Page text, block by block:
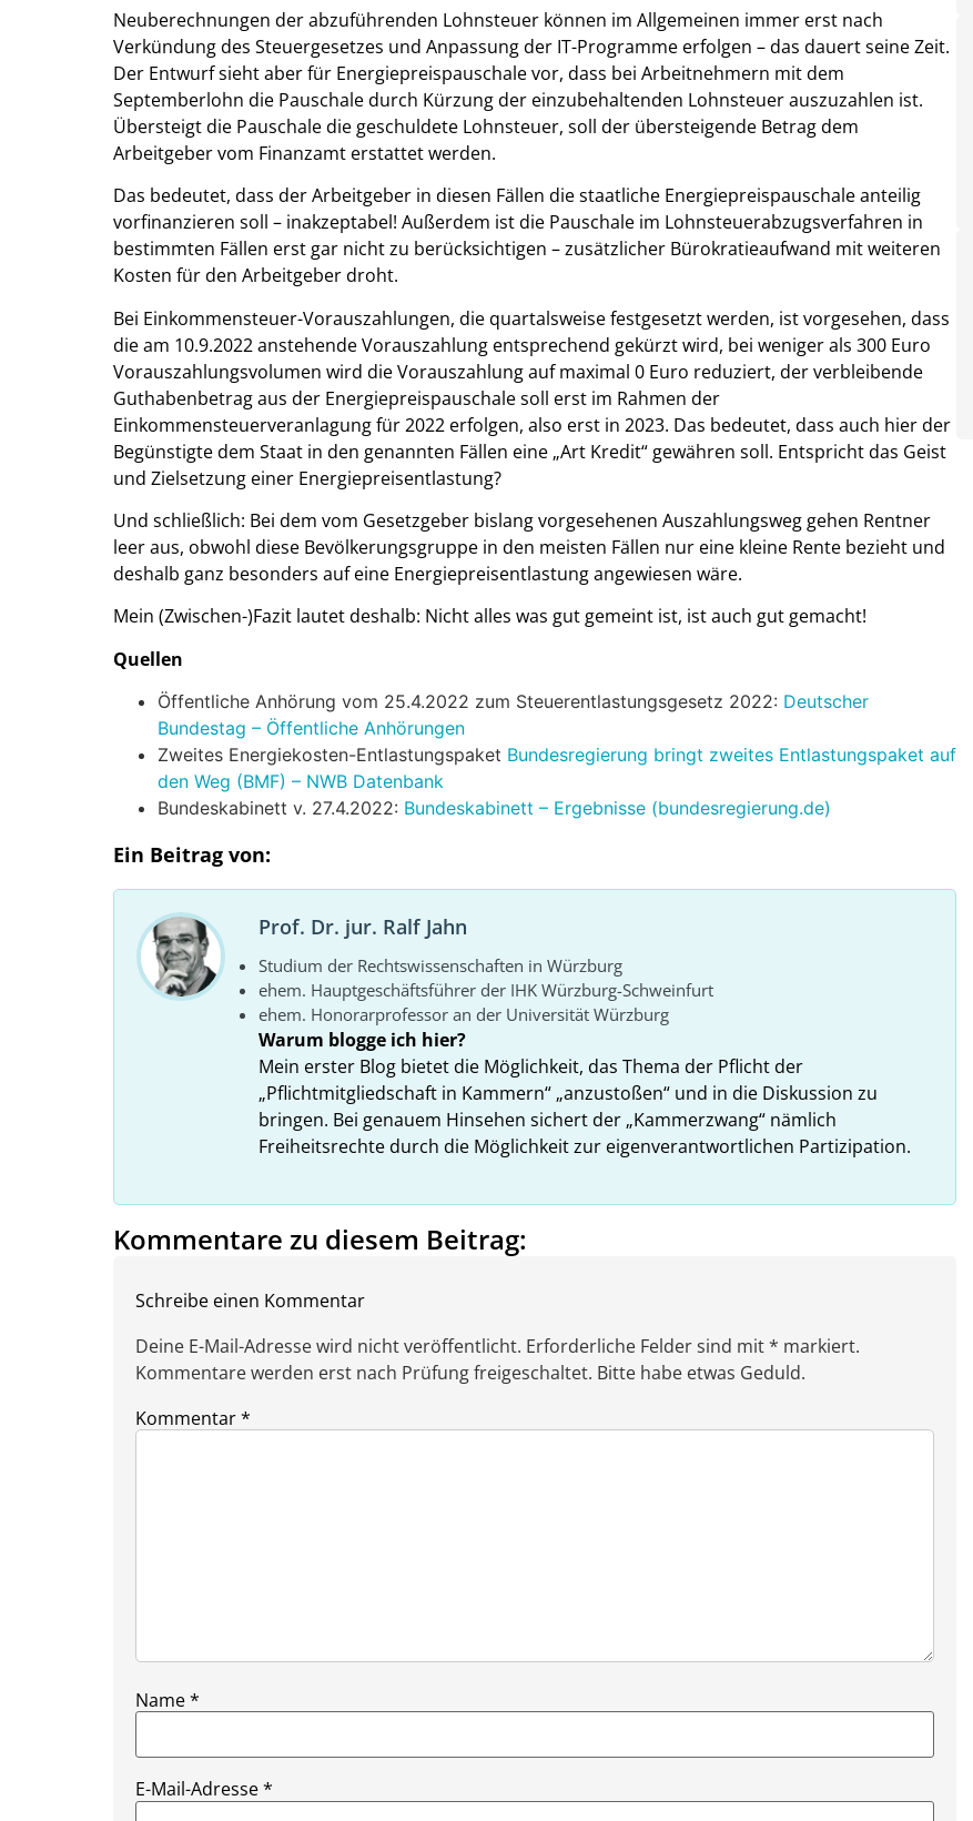
Neuberechnungen der abzuführenden Lohnsteuer können im Allgemeinen immer erst nach
Verkündung des Steuergesetzes und Anpassung der IT-Programme erfolgen – das dauert seine Zeit.
Der Entwurf sieht aber für Energiepreispauschale vor, dass bei Arbeitnehmern mit dem
Septemberlohn die Pauschale durch Kürzung der einzubehaltenden Lohnsteuer auszuzahlen ist.
Übersteigt die Pauschale die geschuldete Lohnsteuer, soll der übersteigende Betrag dem
Arbeitgeber vom Finanzamt erstattet werden.
Das bedeutet, dass der Arbeitgeber in diesen Fällen die staatliche Energiepreispauschale anteilig
vorfinanzieren soll – inakzeptabel! Außerdem ist die Pauschale im Lohnsteuerabzugsverfahren in
bestimmten Fällen erst gar nicht zu berücksichtigen – zusätzlicher Bürokratieaufwand mit weiteren
Kosten für den Arbeitgeber droht.
Bei Einkommensteuer-Vorauszahlungen, die quartalsweise festgesetzt werden, ist vorgesehen, dass
die am 10.9.2022 anstehende Vorauszahlung entsprechend gekürzt wird, bei weniger als 300 Euro
Vorauszahlungsvolumen wird die Vorauszahlung auf maximal 0 Euro reduziert, der verbleibende
Guthabenbetrag aus der Energiepreispauschale soll erst im Rahmen der
Einkommensteuerveranlagung für 2022 erfolgen, also erst in 2023. Das bedeutet, dass auch hier der
Begünstigte dem Staat in den genannten Fällen eine „Art Kredit“ gewähren soll. Entspricht das Geist
und Zielsetzung einer Energiepreisentlastung?
Und schließlich: Bei dem vom Gesetzgeber bislang vorgesehenen Auszahlungsweg gehen Rentner
leer aus, obwohl diese Bevölkerungsgruppe in den meisten Fällen nur eine kleine Rente bezieht und
deshalb ganz besonders auf eine Energiepreisentlastung angewiesen wäre.
Mein (Zwischen-)Fazit lautet deshalb: Nicht alles was gut gemeint ist, ist auch gut gemacht!
Quellen
Öffentliche Anhörung vom 25.4.2022 zum Steuerentlastungsgesetz 2022: Deutscher
Bundestag – Öffentliche Anhörungen
Zweites Energiekosten-Entlastungspaket Bundesregierung bringt zweites Entlastungspaket auf
den Weg (BMF) – NWB Datenbank
Bundeskabinett v. 27.4.2022: Bundeskabinett – Ergebnisse (bundesregierung.de)
Ein Beitrag von:
Prof. Dr. jur. Ralf Jahn
Studium der Rechtswissenschaften in Würzburg
ehem. Hauptgeschäftsführer der IHK Würzburg-Schweinfurt
ehem. Honorarprofessor an der Universität Würzburg
Warum blogge ich hier?
Mein erster Blog bietet die Möglichkeit, das Thema der Pflicht der
„Pflichtmitgliedschaft in Kammern“ „anzustoßen“ und in die Diskussion zu
bringen. Bei genauem Hinsehen sichert der „Kammerzwang“ nämlich
Freiheitsrechte durch die Möglichkeit zur eigenverantwortlichen Partizipation.
Kommentare zu diesem Beitrag:
Schreibe einen Kommentar
Deine E-Mail-Adresse wird nicht veröffentlicht. Erforderliche Felder sind mit * markiert.
Kommentare werden erst nach Prüfung freigeschaltet. Bitte habe etwas Geduld.
Kommentar*
Name*
E-Mail-Adresse*